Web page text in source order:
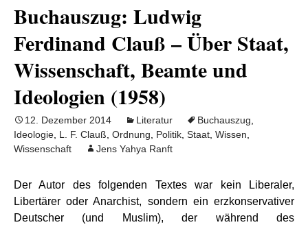
Buchauszug: Ludwig
Ferdinand Clauß – Über Staat,
Wissenschaft, Beamte und
Ideologien (1958)
12. Dezember 2014 Literatur Buchauszug
Ideologie L. F. Clauß Ordnung Politik Staat Wissen
Wissenschaft
Jens Yahya Ranft
Der Autor des folgenden Textes war kein Liberaler,
Libertärer oder Anarchist, sondern ein erzkonservativer
Deutscher (und Muslim), der während des